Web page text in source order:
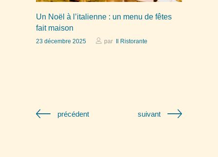
Un Noël à l’italienne : un menu de fêtes
fait maison
23 décembre 2025 par Il Ristorante
précédent suivant